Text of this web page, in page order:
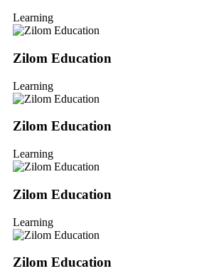
Learning
Zilom Education
Learning
Zilom Education
Learning
Zilom Education
Learning
Zilom Education